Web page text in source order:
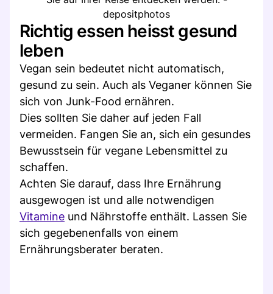
depositphotos
Richtig essen heisst gesund
leben
Vegan sein bedeutet nicht automatisch,
gesund zu sein. Auch als Veganer können Sie
sich von Junk-Food ernähren.
Dies sollten Sie daher auf jeden Fall
vermeiden. Fangen Sie an, sich ein gesundes
Bewusstsein für vegane Lebensmittel zu
schaffen.
Achten Sie darauf, dass Ihre Ernährung
ausgewogen ist und alle notwendigen
Vitamine und Nährstoffe enthält. Lassen Sie
sich gegebenenfalls von einem
Ernährungsberater beraten.